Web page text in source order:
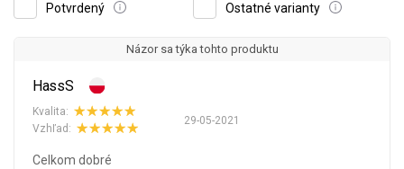
Potvrdený Ostatné varianty
Názor sa týka tohto produktu
HassS
29-05-2021
Kvalita:
Vzhľad:
Celkom dobré